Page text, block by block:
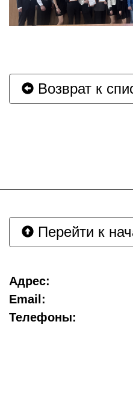
Возврат к
Перейти к
Адрес:
Email:
Телефоны: